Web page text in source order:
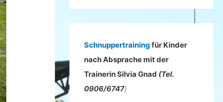
:
Schnuppertraining für Kinder
nach Absprache mit der
Trainerin Silvia Gnad (Tel.
0906/6747)